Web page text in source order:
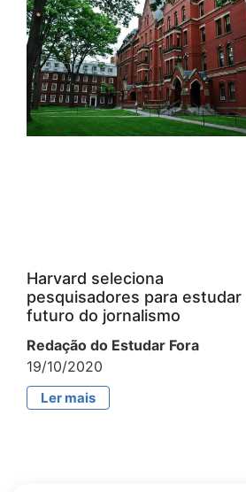
Harvard seleciona
pesquisadores para estudar
futuro do jornalismo
Redação do Estudar Fora
19/10/2020
Ler mais